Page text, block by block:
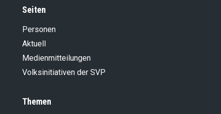
Seiten
Personen
Aktuell
Medienmitteilungen
Volksinitiativen der SVP
Themen